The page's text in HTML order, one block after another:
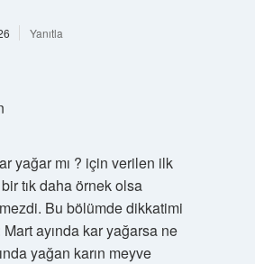
Yanıtla
yağar mı ? için verilen ilk
tık daha örnek olsa
Bu bölümde dikkatimi
Mart ayında kar yağarsa ne
yağan karın meyve